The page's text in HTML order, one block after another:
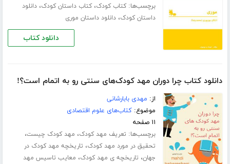
برچسب‌ها:کتاب کودک،کتاب داستان کودک،دانلود
داستان کودک،دانلود داستان موری
دانلود کتاب
دانلود کتاب چرا دوران مهد کودک‌های سنتی رو به اتمام است؟!
از: مهدی بابارشانی
موضوع:کتاب‌های علوم اقتصادی
۱۱ صفحه
برچسب‌ها: تعریف مهد کودک، مهد کودک چیست،
تحقیق در مورد مهد کودک، تاریخچه مهد کودک در
جهان، تاریخچه‌ ی مهد کودک، معایب تاسیس مهد